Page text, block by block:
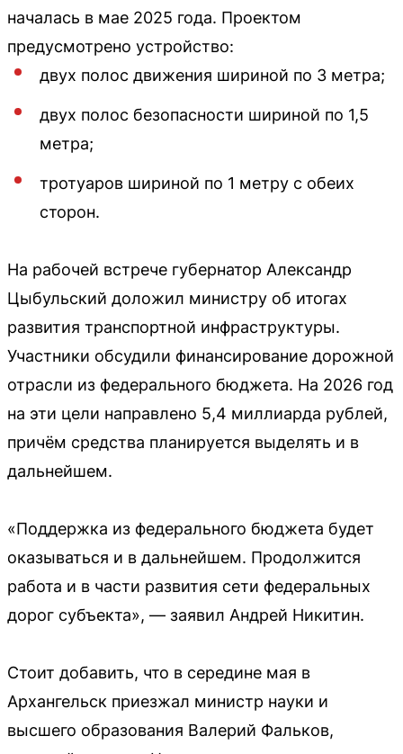
началась в мае 2025 года. Проектом
предусмотрено устройство:
двух полос движения шириной по 3 метра;
двух полос безопасности шириной по 1,5
метра;
тротуаров шириной по 1 метру с обеих
сторон.
На рабочей встрече губернатор Александр
Цыбульский доложил министру об итогах
развития транспортной инфраструктуры.
Участники обсудили финансирование дорожной
отрасли из федерального бюджета. На 2026 год
на эти цели направлено 5,4 миллиарда рублей,
причём средства планируется выделять и в
дальнейшем.
«Поддержка из федерального бюджета будет
оказываться и в дальнейшем. Продолжится
работа и в части развития сети федеральных
дорог субъекта», — заявил Андрей Никитин.
Стоит добавить, что в середине мая в
Архангельск приезжал министр науки и
высшего образования Валерий Фальков,